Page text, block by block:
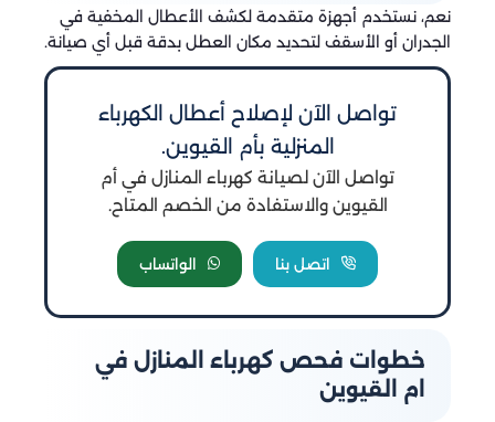
نعم، نستخدم أجهزة متقدمة لكشف الأعطال المخفية في
الجدران أو الأسقف لتحديد مكان العطل بدقة قبل أي صيانة.
تواصل الآن لإصلاح أعطال الكهرباء
المنزلية بأم القيوين.
تواصل الآن لصيانة كهرباء المنازل في أم
القيوين والاستفادة من الخصم المتاح.
اتصل بنا الواتساب
خطوات فحص كهرباء المنازل في
ام القيوين